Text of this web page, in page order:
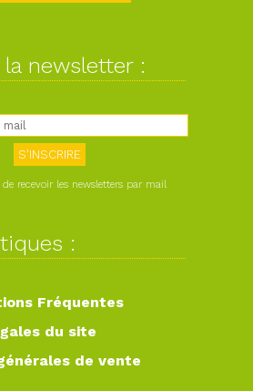
la newsletter :
recevoir les newsletters par mail
:
Fréquentes
du site
de vente